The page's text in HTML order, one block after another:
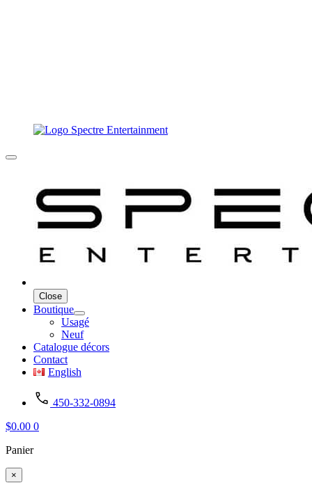
Close
Boutique
Usagé
Neuf
Catalogue décors
Contact
English
450-332-0894
$0.00 0
Panier
×